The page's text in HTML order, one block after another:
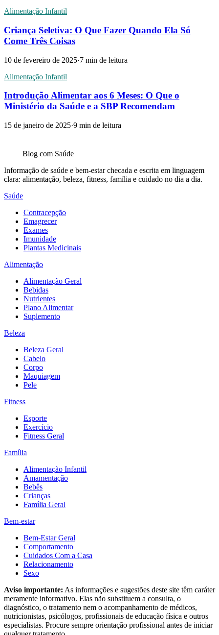
Alimentação Infantil
Criança Seletiva: O Que Fazer Quando Ela Só
Come Três Coisas
10 de fevereiro de 2025·7 min de leitura
Alimentação Infantil
Introdução Alimentar aos 6 Meses: O Que o
Ministério da Saúde e a SBP Recomendam
15 de janeiro de 2025·9 min de leitura
Blog com Saúde
Informação de saúde e bem-estar checada e escrita em linguagem
clara: alimentação, beleza, fitness, família e cuidado no dia a dia.
Saúde
Contracepção
Emagrecer
Exames
Imunidade
Plantas Medicinais
Alimentação
Alimentação Geral
Bebidas
Nutrientes
Plano Alimentar
Suplemento
Beleza
Beleza Geral
Cabelo
Corpo
Maquiagem
Pele
Fitness
Esporte
Exercício
Fitness Geral
Família
Alimentação Infantil
Amamentação
Bebês
Crianças
Família Geral
Bem-estar
Bem-Estar Geral
Comportamento
Cuidados Com a Casa
Relacionamento
Sexo
Aviso importante: As informações e sugestões deste site têm caráter
meramente informativo. Elas não substituem a consulta, o
diagnóstico, o tratamento nem o acompanhamento de médicos,
nutricionistas, psicólogos, profissionais de educação física e outros
especialistas. Procure sempre orientação profissional antes de iniciar